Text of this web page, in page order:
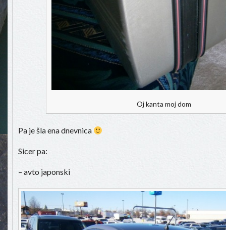
Oj kanta moj dom
Pa je šla ena dnevnica
Sicer pa:
– avto japonski